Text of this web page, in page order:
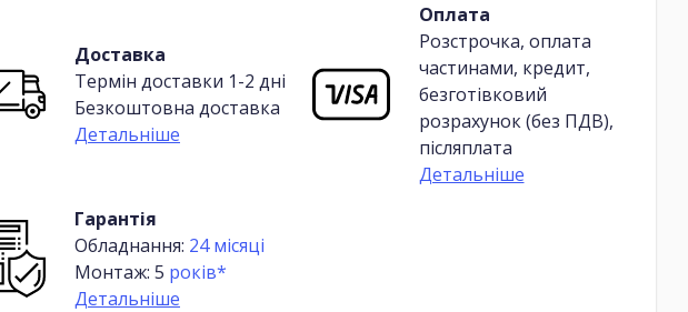
Доставка
Термін доставки 1-2 дні
Безкоштовна доставка
Детальніше
Оплата
Розстрочка, оплата
частинами, кредит,
безготівковий
розрахунок (без ПДВ),
післяплата
Детальніше
Гарантія
Обладнання: 24 місяці
Монтаж: 5 років*
Детальніше